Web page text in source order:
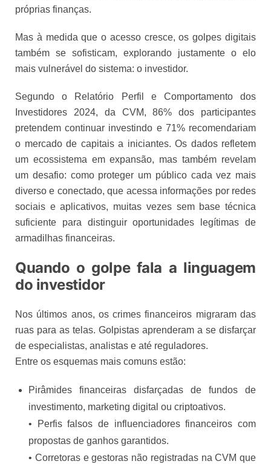
próprias finanças.
Mas à medida que o acesso cresce, os golpes digitais
também se sofisticam, explorando justamente o elo
mais vulnerável do sistema: o investidor.
Segundo o Relatório Perfil e Comportamento dos
Investidores 2024, da CVM, 86% dos participantes
pretendem continuar investindo e 71% recomendariam
o mercado de capitais a iniciantes. Os dados refletem
um ecossistema em expansão, mas também revelam
um desafio: como proteger um público cada vez mais
diverso e conectado, que acessa informações por redes
sociais e aplicativos, muitas vezes sem base técnica
suficiente para distinguir oportunidades legítimas de
armadilhas financeiras.
Quando o golpe fala a linguagem
do investidor
Nos últimos anos, os crimes financeiros migraram das
ruas para as telas. Golpistas aprenderam a se disfarçar
de especialistas, analistas e até reguladores.
Entre os esquemas mais comuns estão:
Pirâmides financeiras disfarçadas de fundos de
investimento, marketing digital ou criptoativos.
• Perfis falsos de influenciadores financeiros com
propostas de ganhos garantidos.
• Corretoras e gestoras não registradas na CVM que